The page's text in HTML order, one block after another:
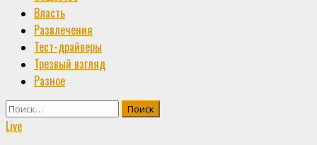
Власть
Развлечения
Тест-драйверы
Трезвый взгляд
Разное
Найти:
Live